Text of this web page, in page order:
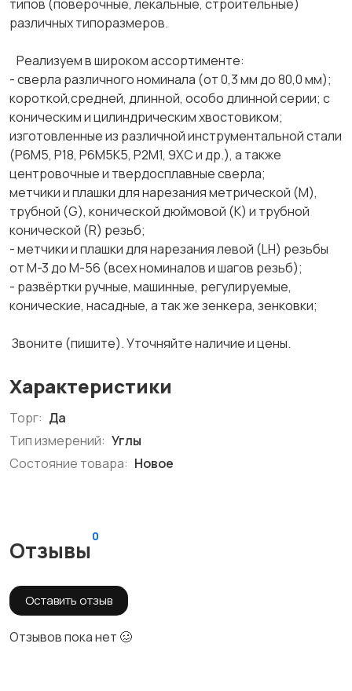
типов (поверочные, лекальные, строительные)
различных типоразмеров.
Реализуем в широком ассортименте:
- сверла различного номинала (от 0,3 мм до 80,0 мм);
короткой,средней, длинной, особо длинной серии; с
коническим и цилиндрическим хвостовиком;
изготовленные из различной инструментальной стали
(Р6М5, Р18, Р6М5К5, Р2М1, 9ХС и др.), а также
центровочные и твердосплавные сверла;
метчики и плашки для нарезания метрической (М),
трубной (G), конической дюймовой (К) и трубной
конической (R) резьб;
- метчики и плашки для нарезания левой (LH) резьбы
от М-3 до М-56 (всех номиналов и шагов резьб);
- развёртки ручные, машинные, регулируемые,
конические, насадные, а так же зенкера, зенковки;
Звоните (пишите). Уточняйте наличие и цены.
Характеристики
Торг: Да
Тип измерений: Углы
Состояние товара: Новое
Отзывы
0
Оставить отзыв
Отзывов пока нет 🥴